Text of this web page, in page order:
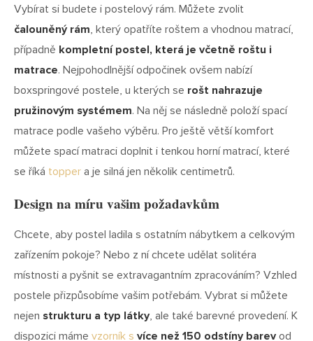
Vybírat si budete i postelový rám. Můžete zvolit
čalouněný rám, který opatříte roštem a vhodnou matrací,
případně kompletní postel, která je včetně roštu i
matrace. Nejpohodlnější odpočinek ovšem nabízí
boxspringové postele, u kterých se rošt nahrazuje
pružinovým systémem. Na něj se následně položí spací
matrace podle vašeho výběru. Pro ještě větší komfort
můžete spací matraci doplnit i tenkou horní matrací, které
se říká topper a je silná jen několik centimetrů.
Design na míru vašim požadavkům
Chcete, aby postel ladila s ostatním nábytkem a celkovým
zařízením pokoje? Nebo z ní chcete udělat solitéra
místnosti a pyšnit se extravagantním zpracováním? Vzhled
postele přizpůsobíme vašim potřebám. Vybrat si můžete
nejen strukturu a typ látky, ale také barevné provedení. K
dispozici máme vzorník s více než 150 odstíny barev od